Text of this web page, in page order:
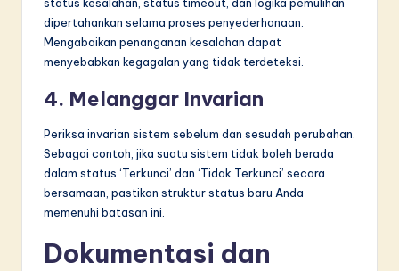
dipertahankan selama proses penyederhanaan.
Mengabaikan penanganan kesalahan dapat
menyebabkan kegagalan yang tidak terdeteksi.
4. Melanggar Invarian
Periksa invarian sistem sebelum dan sesudah perubahan.
Sebagai contoh, jika suatu sistem tidak boleh berada
dalam status ‘Terkunci’ dan ‘Tidak Terkunci’ secara
bersamaan, pastikan struktur status baru Anda
memenuhi batasan ini.
Dokumentasi dan